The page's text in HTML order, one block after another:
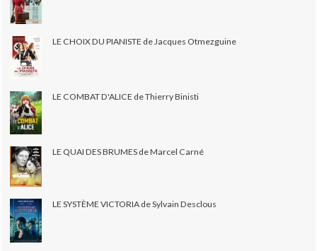
LE CHOIX DU PIANISTE de Jacques Otmezguine
LE COMBAT D'ALICE de Thierry Binisti
LE QUAI DES BRUMES de Marcel Carné
LE SYSTÈME VICTORIA de Sylvain Desclous